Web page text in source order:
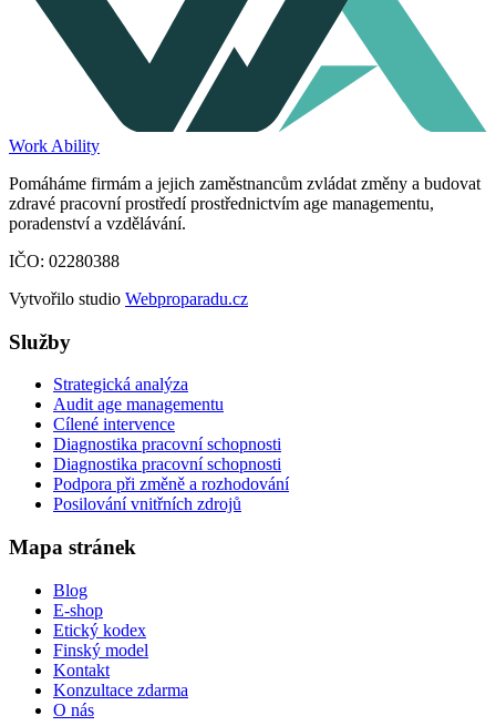
Work Ability
Pomáháme firmám a jejich zaměstnancům zvládat změny a budovat
zdravé pracovní prostředí prostřednictvím age managementu,
poradenství a vzdělávání.
IČO: 02280388
Vytvořilo studio Webproparadu.cz
Služby
Strategická analýza
Audit age managementu
Cílené intervence
Diagnostika pracovní schopnosti
Diagnostika pracovní schopnosti
Podpora při změně a rozhodování
Posilování vnitřních zdrojů
Mapa stránek
Blog
E-shop
Etický kodex
Finský model
Kontakt
Konzultace zdarma
O nás